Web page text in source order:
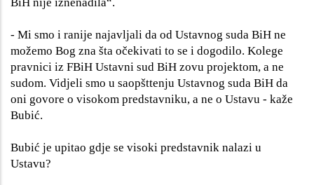
- Mi smo i ranije najavljali da od Ustavnog suda BiH ne
možemo Bog zna šta očekivati to se i dogodilo. Kolege
pravnici iz FBiH Ustavni sud BiH zovu projektom, a ne
sudom. Vidjeli smo u saopšttenju Ustavnog suda BiH da
oni govore o visokom predstavniku, a ne o Ustavu - kaže
Bubić.
Bubić je upitao gdje se visoki predstavnik nalazi u
Ustavu?